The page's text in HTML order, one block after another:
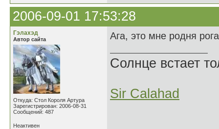
2006-09-01 17:53:28
Гэлахэд
Автор сайта
Откуда: Стол Короля Артура
Зарегистрирован: 2006-08-31
Сообщений: 487
Ага, это мне родня
Солнце встает
Sir Calahad
Неактивен